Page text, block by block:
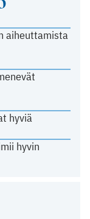
aiheuttamista
hyviä
hyvin